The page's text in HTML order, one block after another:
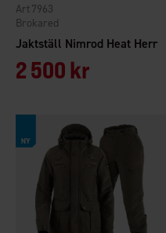
Jaktställ Nimrod Heat Herr
Brokared
7963
2 500 kr